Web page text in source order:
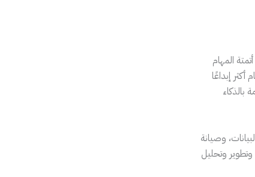
المهام
إبداعًا
بالذكاء
وصيانة
وتحليل